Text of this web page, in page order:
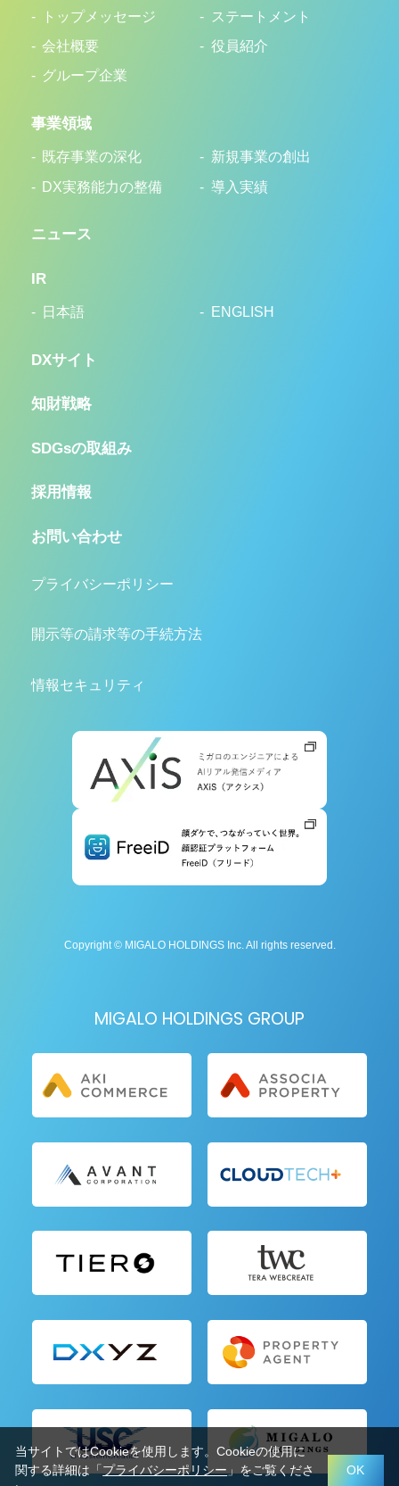
トップメッセージ
ステートメント
会社概要
役員紹介
グループ企業
事業領域
既存事業の深化
新規事業の創出
DX実務能力の整備
導入実績
ニュース
IR
日本語 ENGLISH
DXサイト
知財戦略
SDGsの取組み
採用情報
お問い合わせ
プライバシーポリシー
開示等の請求等の手続方法
情報セキュリティ
Copyright © MIGALO HOLDINGS Inc. All rights reserved.
MIGALO HOLDINGS GROUP
当サイトではCookieを使用します。Cookieの使用に
関する詳細は「 プライバシーポリシー 」をご覧くださ
OK